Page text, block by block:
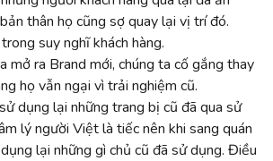
thân họ cũng sợ quay lại vị trí đó.
suy nghĩ khách hàng.
mở ra Brand mới, chúng ta cố gắng thay
họ vẫn ngại vì trải nghiệm cũ.
dụng lại những trang bị cũ đã qua sử
lý người Việt là tiếc nên khi sang quán
lại những gì chủ cũ đã sử dụng. Điều